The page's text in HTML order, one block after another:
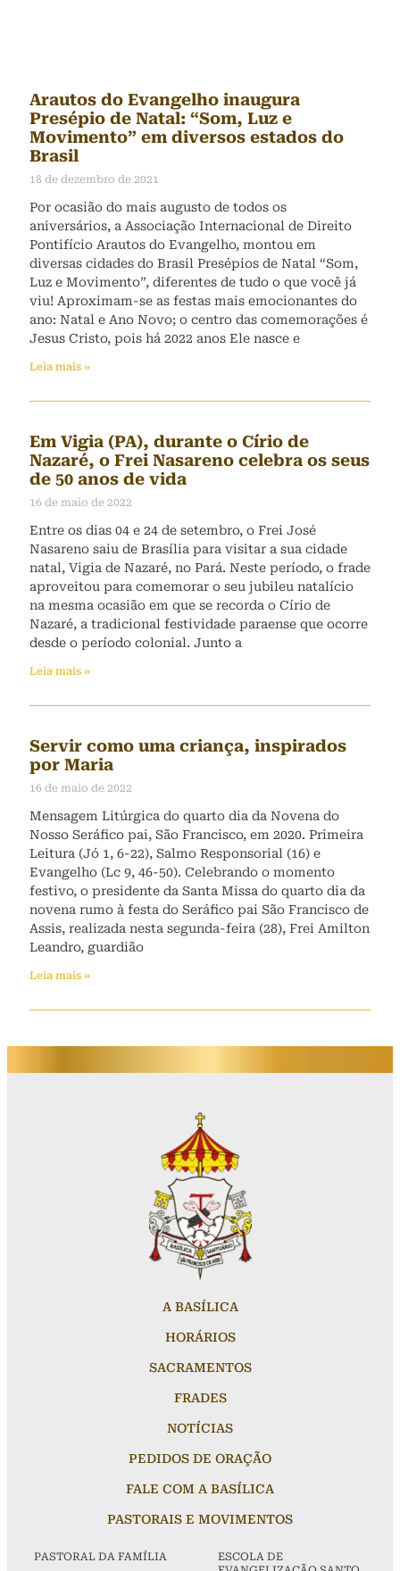
Arautos do Evangelho inaugura
Presépio de Natal: “Som, Luz e
Movimento” em diversos estados do
Brasil
18 de dezembro de 2021
Por ocasião do mais augusto de todos os
aniversários, a Associação Internacional de Direito
Pontifício Arautos do Evangelho, montou em
diversas cidades do Brasil Presépios de Natal “Som,
Luz e Movimento”, diferentes de tudo o que você já
viu! Aproximam-se as festas mais emocionantes do
ano: Natal e Ano Novo; o centro das comemorações é
Jesus Cristo, pois há 2022 anos Ele nasce e
Leia mais »
Em Vigia (PA), durante o Círio de
Nazaré, o Frei Nasareno celebra os seus
de 50 anos de vida
16 de maio de 2022
Entre os dias 04 e 24 de setembro, o Frei José
Nasareno saiu de Brasília para visitar a sua cidade
natal, Vigia de Nazaré, no Pará. Neste período, o frade
aproveitou para comemorar o seu jubileu natalício
na mesma ocasião em que se recorda o Círio de
Nazaré, a tradicional festividade paraense que ocorre
desde o período colonial. Junto a
Leia mais »
Servir como uma criança, inspirados
por Maria
16 de maio de 2022
Mensagem Litúrgica do quarto dia da Novena do
Nosso Seráfico pai, São Francisco, em 2020. Primeira
Leitura (Jó 1, 6-22), Salmo Responsorial (16) e
Evangelho (Lc 9, 46-50). Celebrando o momento
festivo, o presidente da Santa Missa do quarto dia da
novena rumo à festa do Seráfico pai São Francisco de
Assis, realizada nesta segunda-feira (28), Frei Amilton
Leandro, guardião
Leia mais »
A BASÍLICA
HORÁRIOS
SACRAMENTOS
FRADES
NOTÍCIAS
PEDIDOS DE ORAÇÃO
FALE COM A BASÍLICA
PASTORAIS E MOVIMENTOS
PASTORAL DA FAMÍLIA
ESCOLA DE